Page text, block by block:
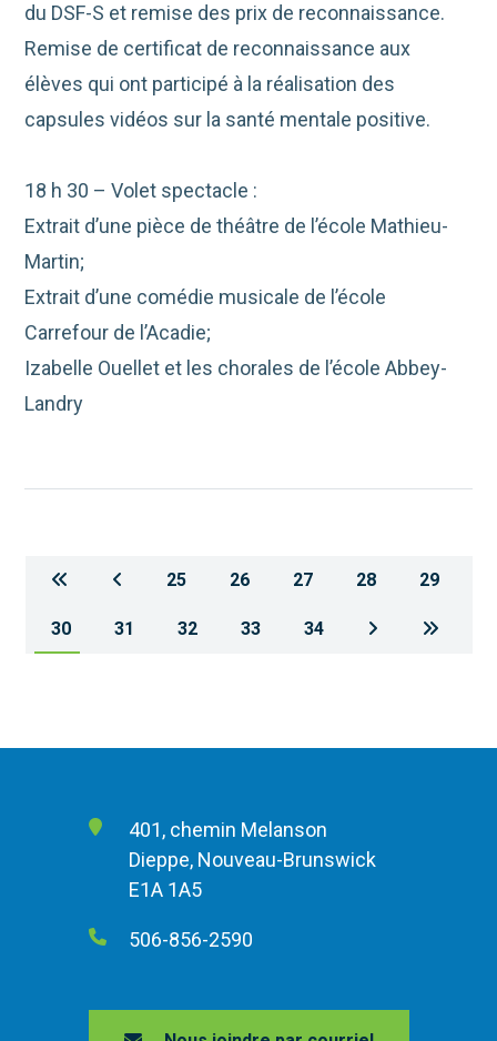
du DSF-S et remise des prix de reconnaissance.
Remise de certificat de reconnaissance aux
élèves qui ont participé à la réalisation des
capsules vidéos sur la santé mentale positive.
18 h 30 – Volet spectacle :
Extrait d’une pièce de théâtre de l’école Mathieu-
Martin;
Extrait d’une comédie musicale de l’école
Carrefour de l’Acadie;
Izabelle Ouellet et les chorales de l’école Abbey-
Landry
25 26 27 28 29
30 31 32 33 34
401, chemin Melanson
Dieppe, Nouveau-Brunswick
E1A 1A5
506-856-2590